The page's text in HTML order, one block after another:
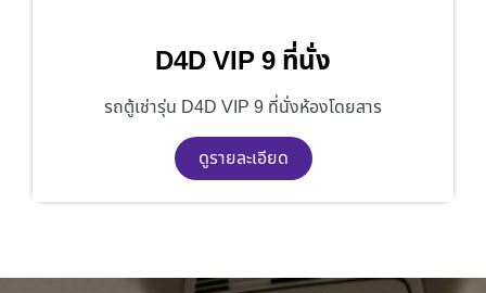
D4D VIP 9 ที่นั่ง
รถตู้เช่ารุ่น D4D VIP 9 ที่นั่งห้องโดยสาร
ดูรายละเอียด